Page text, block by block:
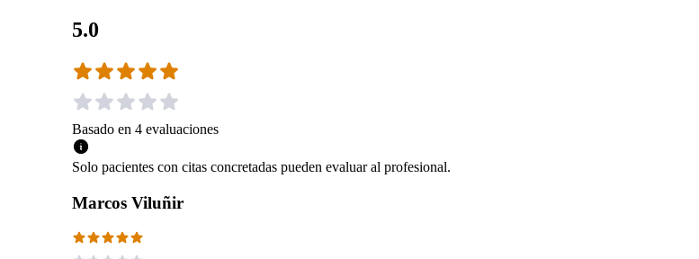
5.0
Basado en 4 evaluaciones
Solo pacientes con citas concretadas pueden evaluar al profesional.
Marcos Viluñir